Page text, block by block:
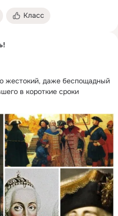
Класс
жестокий, даже беспощадный
в короткие сроки